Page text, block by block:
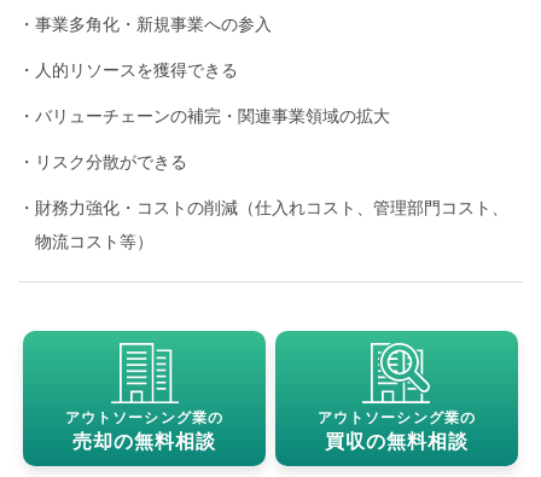
事業多角化・新規事業への参入
人的リソースを獲得できる
バリューチェーンの補完・関連事業領域の拡大
リスク分散ができる
財務力強化・コストの削減（仕入れコスト、管理部門コスト、
物流コスト等）
アウトソーシング業の
売却の無料相談
アウトソーシング業の
買収の無料相談